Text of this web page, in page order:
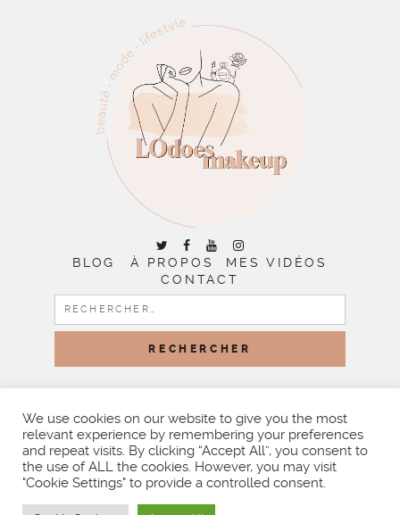
BLOG À PROPOS
MES VIDÉOS
CONTACT
RECHERCHER :
BY LITTLE THEME SHOP
We use cookies on our website to give you the most
relevant experience by remembering your preferences
and repeat visits. By clicking “Accept All”, you consent to
the use of ALL the cookies. However, you may visit
"Cookie Settings" to provide a controlled consent.